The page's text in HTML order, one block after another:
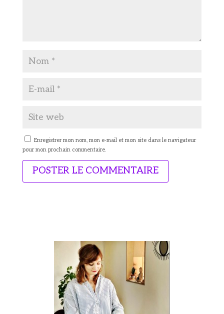
Enregistrer mon nom, mon e-mail et mon site dans le navigateur
pour mon prochain commentaire.